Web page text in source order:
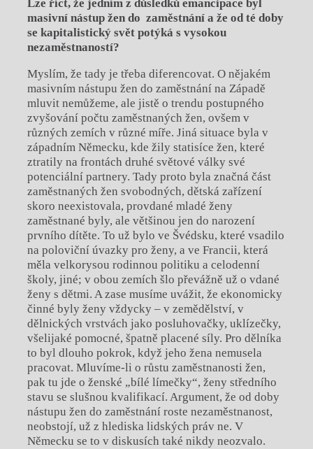
Lze říct, že jedním z důsledků emancipace byl
masivní nástup žen do zaměstnání a že od té doby
se kapitalistický svět potýká s vysokou
nezaměstnaností?
Myslím, že tady je třeba diferencovat. O nějakém
masivním nástupu žen do zaměstnání na Západě
mluvit nemůžeme, ale jistě o trendu postupného
zvyšování počtu zaměstnaných žen, ovšem v
různých zemích v různé míře. Jiná situace byla v
západním Německu, kde žily statisíce žen, které
ztratily na frontách druhé světové války své
potenciální partnery. Tady proto byla značná část
zaměstnaných žen svobodných, dětská zařízení
skoro neexistovala, provdané mladé ženy
zaměstnané byly, ale většinou jen do narození
prvního dítěte. To už bylo ve Švédsku, které vsadilo
na poloviční úvazky pro ženy, a ve Francii, která
měla velkorysou rodinnou politiku a celodenní
školy, jiné; v obou zemích šlo převážně už o vdané
ženy s dětmi. A zase musíme uvážit, že ekonomicky
činné byly ženy vždycky – v zemědělství, v
dělnických vrstvách jako posluhovačky, uklízečky,
všelijaké pomocné, špatně placené síly. Pro dělníka
to byl dlouho pokrok, když jeho žena nemusela
pracovat. Mluvíme-li o růstu zaměstnanosti žen,
pak tu jde o ženské „bílé límečky“, ženy středního
stavu se slušnou kvalifikací. Argument, že od doby
nástupu žen do zaměstnání roste nezaměstnanost,
neobstojí, už z hlediska lidských práv ne. V
Německu se to v diskusích také nikdy neozvalo.